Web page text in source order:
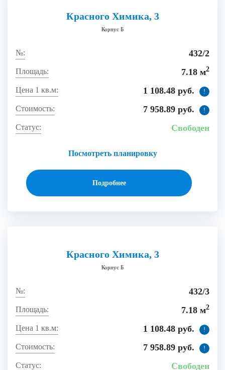
Красного Химика, 3
Корпус Б
432/2
7.18 м2
1 108.48 руб. !
7 958.89 руб. !
Посмотреть планировку
Свободен
Подробнее
Красного Химика, 3
Корпус Б
432/3
7.18 м2
1 108.48 руб. !
7 958.89 руб. !
Свободен